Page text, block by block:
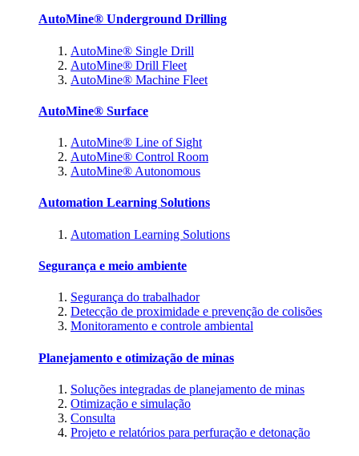
AutoMine® Underground Drilling
AutoMine® Single Drill
AutoMine® Drill Fleet
AutoMine® Machine Fleet
AutoMine® Surface
AutoMine® Line of Sight
AutoMine® Control Room
AutoMine® Autonomous
Automation Learning Solutions
Automation Learning Solutions
Segurança e meio ambiente
Segurança do trabalhador
Detecção de proximidade e prevenção de colisões
Monitoramento e controle ambiental
Planejamento e otimização de minas
Soluções integradas de planejamento de minas
Otimização e simulação
Consulta
Projeto e relatórios para perfuração e detonação